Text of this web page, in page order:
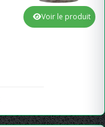
Voir le produit